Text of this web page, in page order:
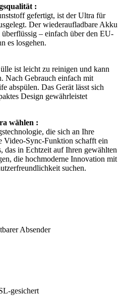
:
gefertigt, ist der Ultra für
Der wiederaufladbare Akku
– einfach über den EU-
es losgehen.
ist leicht zu reinigen und kann
Nach Gebrauch einfach mit
abspülen. Das Gerät lässt sich
Design gewährleistet
wählen :
die sich an Ihre
Video-Sync-Funktion schafft ein
das in Echtzeit auf Ihren gewählten
die hochmoderne Innovation mit
suchen.
Absender
gesichert